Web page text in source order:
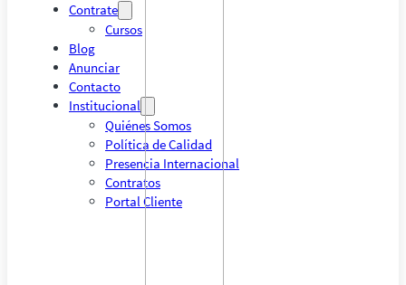
Contrate
Cursos
Blog
Anunciar
Contacto
Institucional
Quiénes Somos
Política de Calidad
Presencia Internacional
Contratos
Portal Cliente